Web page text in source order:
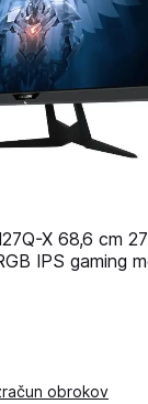
X 68,6 cm
IPS gaming
obrokov